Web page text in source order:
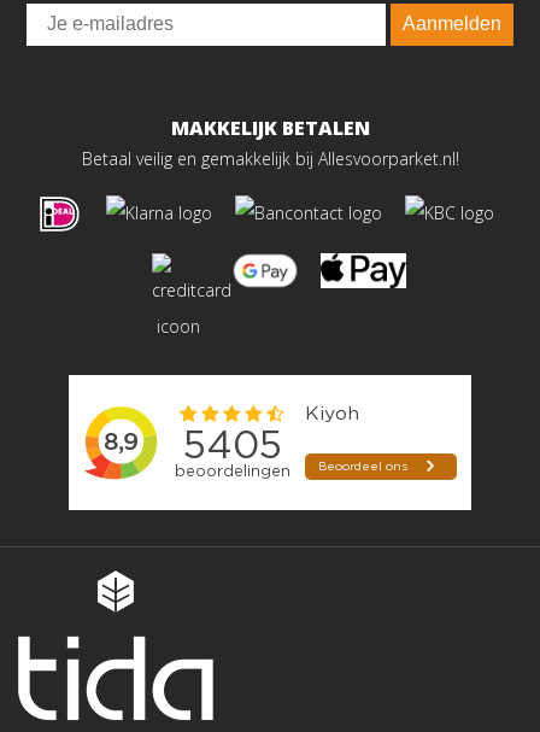
Email
Aanmelden
MAKKELIJK BETALEN
Betaal veilig en gemakkelijk bij Allesvoorparket.nl!